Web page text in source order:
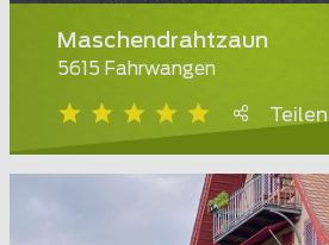
Maschendrahtzaun
5615 Fahrwangen
Teilen